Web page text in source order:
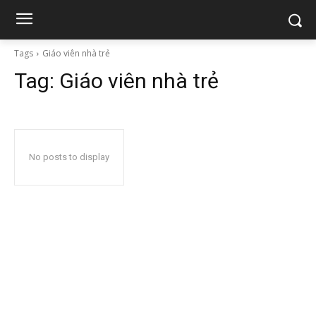
Tags Giáo viên nhà trẻ
Tag: Giáo viên nhà trẻ
No posts to display